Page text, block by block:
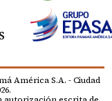
América S.A. - Ciudad